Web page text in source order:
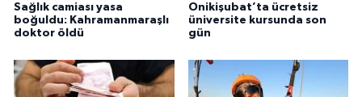
Sağlık camiası yasa
boğuldu: Kahramanmaraşlı
doktor öldü
Onikişubat’ta ücretsiz
üniversite kursunda son
gün